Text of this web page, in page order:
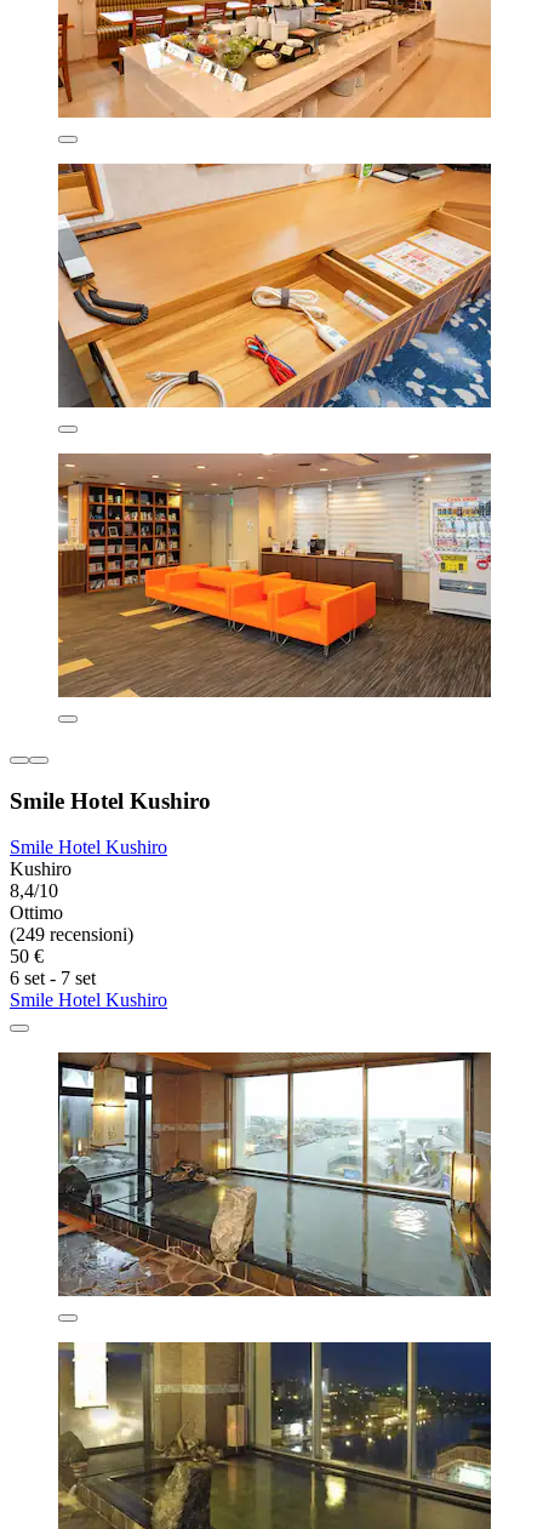
Smile Hotel Kushiro
Smile Hotel Kushiro
Kushiro
8,4/10
Ottimo
(249 recensioni)
50 €
6 set - 7 set
Smile Hotel Kushiro